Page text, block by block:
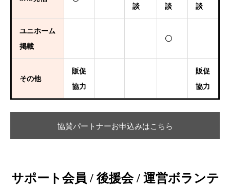
談
談 談
ユニホーム
掲載
〇
その他
販促
協力
販促
協力
協賛パートナーお申込みはこちら
サポート会員 / 後援会 / 運営ボランテ